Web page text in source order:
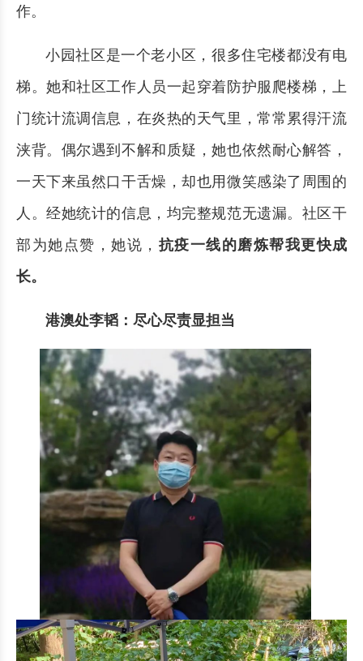
作。
小园社区是一个老小区，很多住宅楼都没有电
梯。她和社区工作人员一起穿着防护服爬楼梯，上
门统计流调信息，在炎热的天气里，常常累得汗流
浃背。偶尔遇到不解和质疑，她也依然耐心解答，
一天下来虽然口干舌燥，却也用微笑感染了周围的
人。经她统计的信息，均完整规范无遗漏。社区干
部为她点赞，她说， 抗疫一线的磨炼帮我更快成
长。
港澳处李韬：尽心尽责显担当